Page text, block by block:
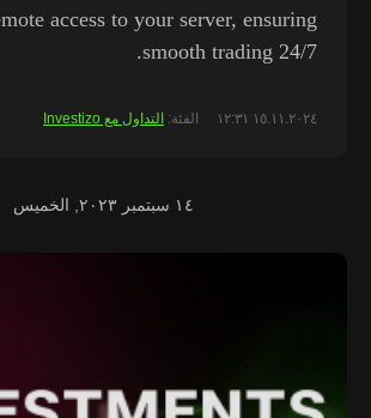
access to your server, ensuring
smooth trading 24/7.
١٥.١١.٢٠٢٤ ١٢:٣١ الفئة: التداول مع Investizo
١٤ سبتمبر ٢٠٢٣, الخميس